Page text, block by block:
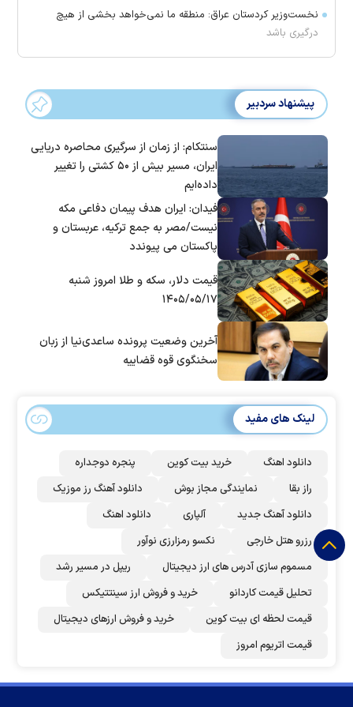
نخست‌وزیر کردستان عراق: منطقه ما نمی‌خواهد بخشی از هیچ
درگیری باشد
پیشنهاد سردبیر
سنتکام: از زمان از سرگیری محاصره دریایی
ایران، مسیر بیش از ۵۰ کشتی را تغییر
داده‌ایم
فیدان: ایران هدف پیمان دفاعی مکه
نیست/مصر به جمع ترکیه، عربستان و
پاکستان می پیوندد
قیمت دلار، سکه و طلا امروز شنبه
۱۴۰۵/۰۵/۱۷
آخرین وضعیت پرونده ساعدی‌نیا از زبان
سخنگوی قوه قضاییه
لینک های مفید
دانلود اهنگ خرید بیت کوین
پنجره دوجداره
راز بقا
نمایندگی مجاز بوش
دانلود آهنگ رز‌ موزیک
دانلود آهنگ جدید
آلپاری
دانلود اهنگ
رزرو هتل خارجی
نکسو رمزارزی نوآور
مسموم سازی آدرس های ارز دیجیتال
ریپل در مسیر رشد
تحلیل قیمت کاردانو
خرید و فروش ارز سینتتیکس
قیمت لحظه ای بیت کوین
خرید و فروش ارزهای دیجیتال
قیمت اتریوم امروز